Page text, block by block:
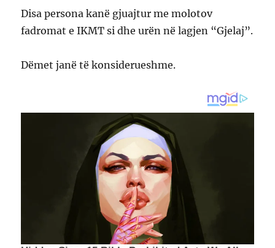
Disa persona kanë gjuajtur me molotov
fadromat e IKMT si dhe urën në lagjen “Gjelaj”.
Dëmet janë të konsiderueshme.